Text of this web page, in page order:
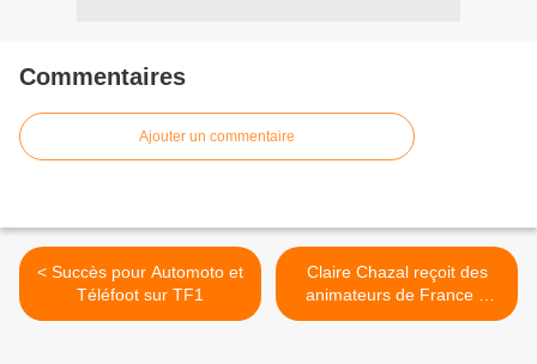
Commentaires
Ajouter un commentaire
< Succès pour Automoto et
Téléfoot sur TF1
Claire Chazal reçoit des
animateurs de France 5
toute la semaine dans